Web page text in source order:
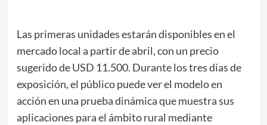
Las primeras unidades estarán disponibles en el
mercado local a partir de abril, con un precio
sugerido de USD 11.500. Durante los tres días de
exposición, el público puede ver el modelo en
acción en una prueba dinámica que muestra sus
aplicaciones para el ámbito rural mediante